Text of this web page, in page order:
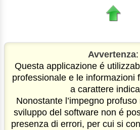
Avvertenza:
Questa applicazione é
professionale e le informazioni
a carattere
Nonostante l’impegno profuso
sviluppo del software non é
presenza di errori, per cui si